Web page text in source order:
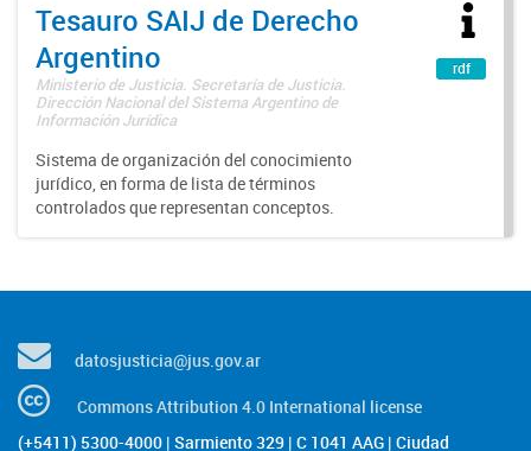
Tesauro SAIJ de Derecho
Argentino
Ministerio de Justicia. Secretaría de Justicia.
Dirección Nacional del Sistema Argentino de
Información Jurídica
Sistema de organización del conocimiento
jurídico, en forma de lista de términos
controlados que representan conceptos.
rdf
datosjusticia@jus.gov.ar
Commons Attribution 4.0 International license
(+5411) 5300-4000 | Sarmiento 329 | C 1041 AAG | Ciudad